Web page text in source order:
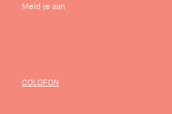
Meld je aan
COLOFON